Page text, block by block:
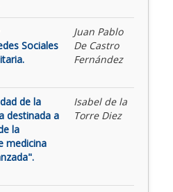
Sociales
Juan Pablo
De Castro
Fernández
de la
destinada a
la
medicina
Isabel de la
Torre Diez